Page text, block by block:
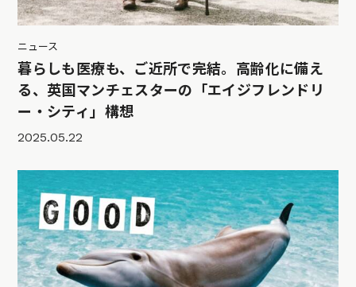
ニュース
暮らしも医療も、ご近所で完結。高齢化に備え
る、英国マンチェスターの「エイジフレンドリ
ー・シティ」構想
2025.05.22